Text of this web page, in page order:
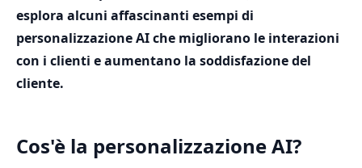
esplora alcuni affascinanti esempi di
personalizzazione AI che migliorano le interazioni
con i clienti e aumentano la soddisfazione del
cliente.
Cos'è la personalizzazione AI?